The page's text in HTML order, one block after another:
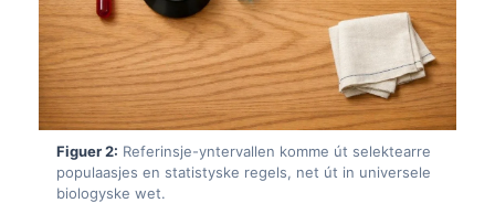
Figuer 2: Referinsje-yntervallen komme út selektearre
populaasjes en statistyske regels, net út in universele
biologyske wet.